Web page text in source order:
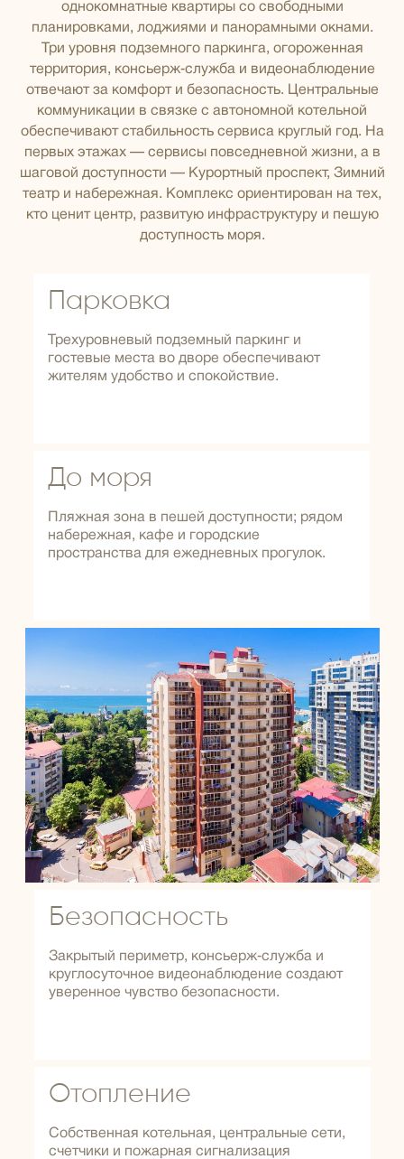
однокомнатные квартиры со свободными
планировками, лоджиями и панорамными окнами.
Три уровня подземного паркинга, огороженная
территория, консьерж‑служба и видеонаблюдение
отвечают за комфорт и безопасность. Центральные
коммуникации в связке с автономной котельной
обеспечивают стабильность сервиса круглый год. На
первых этажах — сервисы повседневной жизни, а в
шаговой доступности — Курортный проспект, Зимний
театр и набережная. Комплекс ориентирован на тех,
кто ценит центр, развитую инфраструктуру и пешую
доступность моря.
Отопление
Собственная котельная, центральные сети,
счетчики и пожарная сигнализация
Безопасность
Закрытый периметр, консьерж‑служба и
круглосуточное видеонаблюдение создают
уверенное чувство безопасности.
До моря
Пляжная зона в пешей доступности; рядом
набережная, кафе и городские
пространства для ежедневных прогулок.
Парковка
Трехуровневый подземный паркинг и
гостевые места во дворе обеспечивают
жителям удобство и спокойствие.